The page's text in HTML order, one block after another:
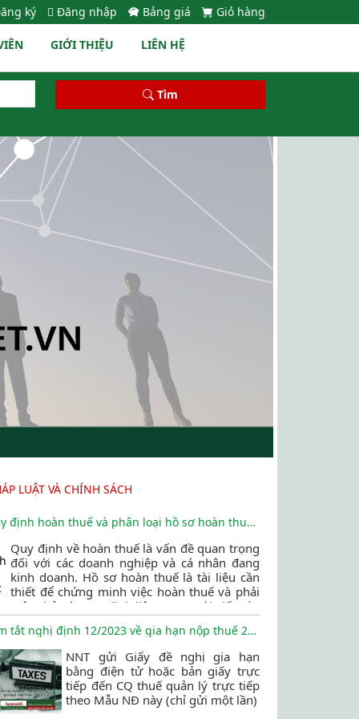
ký Đăng nhập Bảng giá Giỏ hàng
GIỚI THIỆU LIÊN HỆ
Tìm
LUẬT VÀ CHÍNH SÁCH
Quy định hoàn thuế và phân loại hồ sơ hoàn thuế 2023
Quy định về hoàn thuế là vấn đề quan trọng
đối với các doanh nghiệp và cá nhân đang
kinh doanh. Hồ sơ hoàn thuế là tài liệu cần
thiết để chứng minh việc hoàn thuế và phải
tuân thủ các quy định liên quan. Bài viết này
sẽ giúp bạn hiểu rõ hơn về quy định và phân
loại hồ sơ hoàn thuế để giảm thiểu các rủi ro
liên quan đến thuế.
Tóm tắt nghị định 12/2023 về gia hạn nộp thuế 2023
NNT gửi Giấy đề nghị gia hạn
bằng điện tử hoặc bản giấy trực
tiếp đến CQ thuế quản lý trực tiếp
theo Mẫu NĐ này (chỉ gửi một lần)